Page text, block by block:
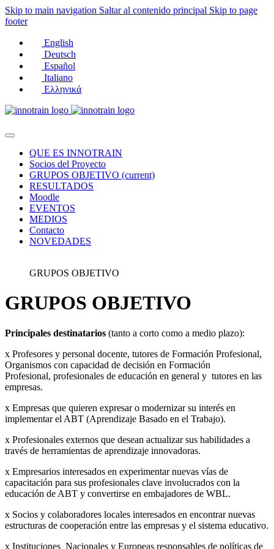
Skip to main navigation Saltar al contenido principal Skip to page
footer
English
Deutsch
Español
Italiano
Ελληνικά
QUE ES INNOTRAIN
Socios del Proyecto
GRUPOS OBJETIVO (current)
RESULTADOS
Moodle
EVENTOS
MEDIOS
Contacto
NOVEDADES
GRUPOS OBJETIVO
GRUPOS OBJETIVO
Principales destinatarios (tanto a corto como a medio plazo):
x Profesores y personal docente, tutores de Formación Profesional,
Organismos con capacidad de decisión en Formación
Profesional, profesionales de educación en general y tutores en las
empresas.
x Empresas que quieren expresar o modernizar su interés en
implementar el ABT (Aprendizaje Basado en el Trabajo).
x Profesionales externos que desean actualizar sus habilidades a
través de herramientas de aprendizaje innovadoras.
x Empresarios interesados en experimentar nuevas vías de
capacitación para sus profesionales clave involucrados con la
educación de ABT y convertirse en embajadores de WBL.
x Socios y colaboradores locales interesados en encontrar nuevas
estructuras de cooperación entre las empresas y el sistema educativo.
x Instituciones Nacionales y Europeas responsables de políticas de